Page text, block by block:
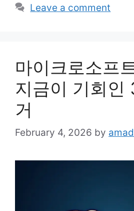
Leave a comment
마이크로소프
지금이 기회인
거
February 4, 2026 by